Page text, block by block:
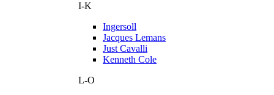
I-K
Ingersoll
Jacques Lemans
Just Cavalli
Kenneth Cole
L-O